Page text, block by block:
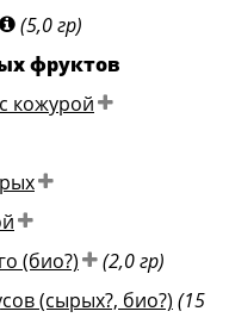
(5,0 гр)
фруктов
кожурой
(био?) (2,0 гр)
(сырых?, био?) (15